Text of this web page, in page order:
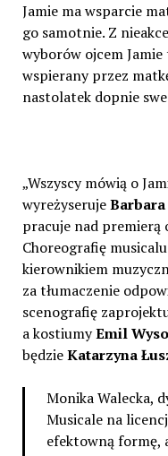
Jamie ma wsparcie
go samotnie. Z
wyborów ojcem Jamie
wspierany przez
nastolatek dopnie
„Wszyscy mówią o
wyreżyseruje
pracuje nad premierą
Choreografię
kierownikiem
za tłumaczenie
scenografię
a kostiumyEmil
będzieKatarzyna
Monika Walecka,
Musicale na
efektowną formę,